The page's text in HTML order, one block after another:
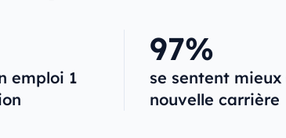
emploi 1
97%
se sentent
nouvelle carrière